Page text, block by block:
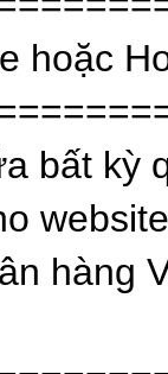
hoặc
bất kỳ
hàng